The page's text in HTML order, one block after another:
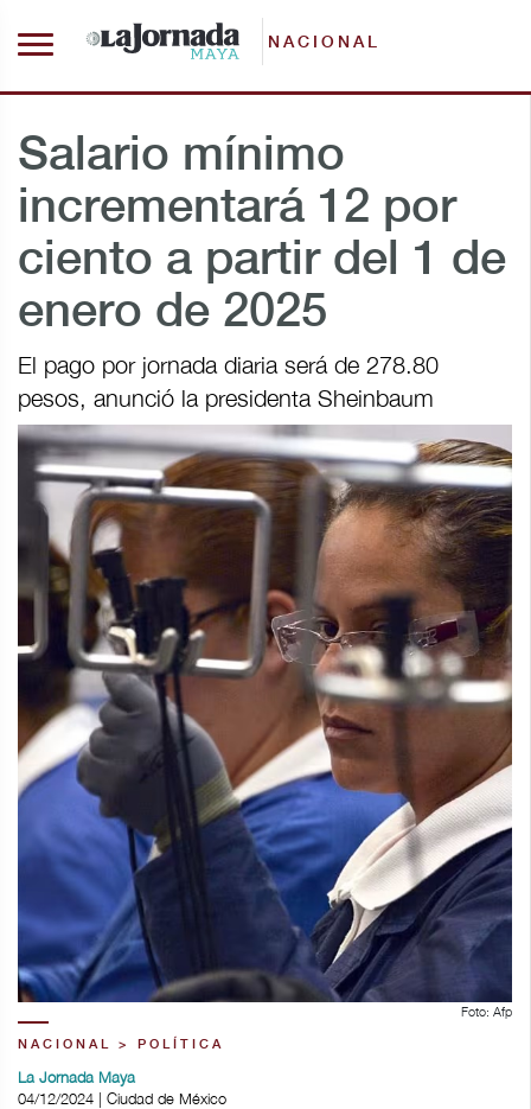
NACIONAL
Salario mínimo
incrementará 12 por
ciento a partir del 1 de
enero de 2025
El pago por jornada diaria será de 278.80
pesos, anunció la presidenta Sheinbaum
Foto: Afp
NACIONAL > POLÍTICA
La Jornada Maya
04/12/2024 | Ciudad de México